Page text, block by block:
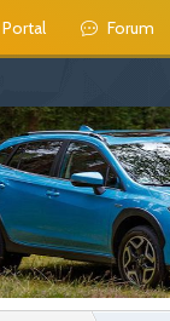
Portal Forum